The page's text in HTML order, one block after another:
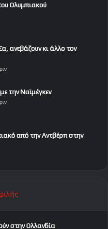
Ολυμπιακού
ανεβάζουν κι άλλο τον
την Ναϊμέγκεν
από την Αντβέρπ στην
στην Ολλανδία